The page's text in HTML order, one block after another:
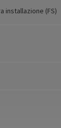
installazione (FS)